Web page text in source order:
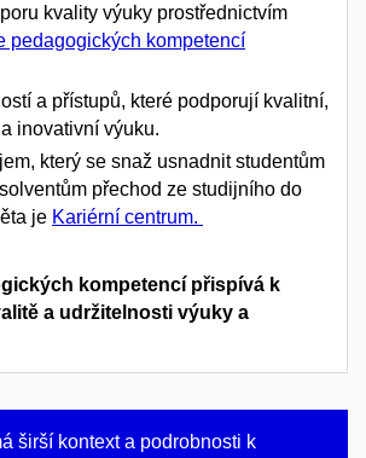
kvality výuky prostřednictvím
pedagogických kompetencí
a přístupů, které podporují kvalitní,
inovativní výuku.
který se snaž usnadnit studentům
přechod ze studijního do
je Kariérní centrum.
kompetencí přispívá k
a udržitelnosti výuky a
širší kontext a podrobnosti k